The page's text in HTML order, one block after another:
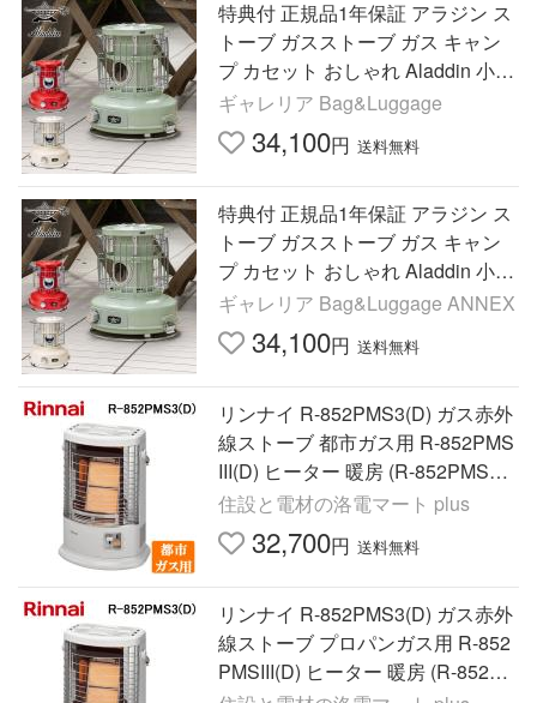
特典付 正規品1年保証 アラジン ス
トーブ ガスストーブ ガス キャン
プ カセット おしゃれ Aladdin 小型
ポータブルガスストーブ SAG-BF0
2C
ギャレリア Bag&Luggage
34,100円 送料無料
特典付 正規品1年保証 アラジン ス
トーブ ガスストーブ ガス キャン
プ カセット おしゃれ Aladdin 小型
ポータブルガスストーブ SAG-BF0
2C
ギャレリア Bag&Luggage ANNEX
34,100円 送料無料
リンナイ R-852PMS3(D) ガス赤外
線ストーブ 都市ガス用 R-852PMS
III(D) ヒーター 暖房 (R-852PMS3
(C)の後継品) Rinnnai
住設と電材の洛電マート plus
32,700円 送料無料
リンナイ R-852PMS3(D) ガス赤外
線ストーブ プロパンガス用 R-852
PMSIII(D) ヒーター 暖房 (R-852PM